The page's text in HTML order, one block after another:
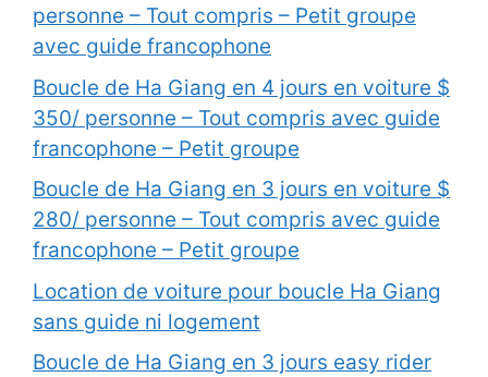
personne – Tout compris – Petit groupe
avec guide francophone
Boucle de Ha Giang en 4 jours en voiture $
350/ personne – Tout compris avec guide
francophone – Petit groupe
Boucle de Ha Giang en 3 jours en voiture $
280/ personne – Tout compris avec guide
francophone – Petit groupe
Location de voiture pour boucle Ha Giang
sans guide ni logement
Boucle de Ha Giang en 3 jours easy rider